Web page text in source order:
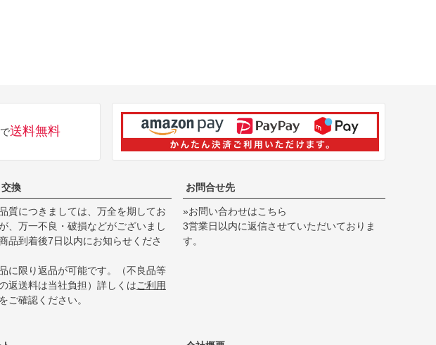
送料無料
換
質につきましては、万全を期してお
、万一不良・破損などがございまし
品到着後7日以内にお知らせくださ
に限り返品が可能です。（不良品等
返送料は当社負担）詳しくはご利用
をご確認ください。
お問合せ先
»お問い合わせはこちら
3営業日以内に返信させていただいておりま
す。